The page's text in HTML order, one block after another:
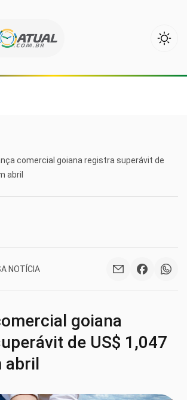
comercial goiana registra superávit de
abril
NOTÍCIA
goiana
de US$ 1,047
abril